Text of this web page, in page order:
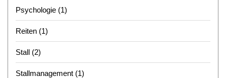
Psychologie (1)
Reiten (1)
Stall (2)
Stallmanagement (1)